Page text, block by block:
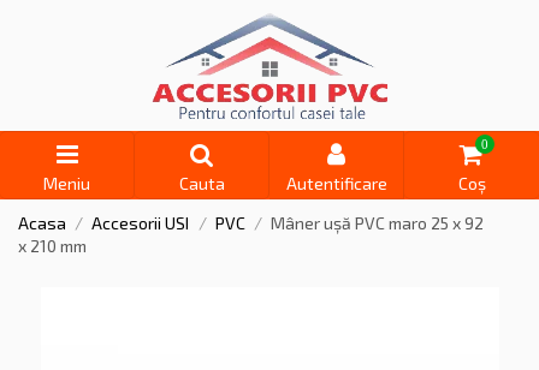
Meniu Cauta Autentificare
0
Coș
Acasa
Accesorii USI PVC
Mâner ușă PVC maro 25 x 92
x 210 mm